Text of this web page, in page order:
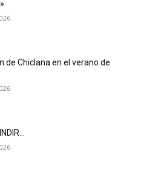
de Chiclana en el verano de